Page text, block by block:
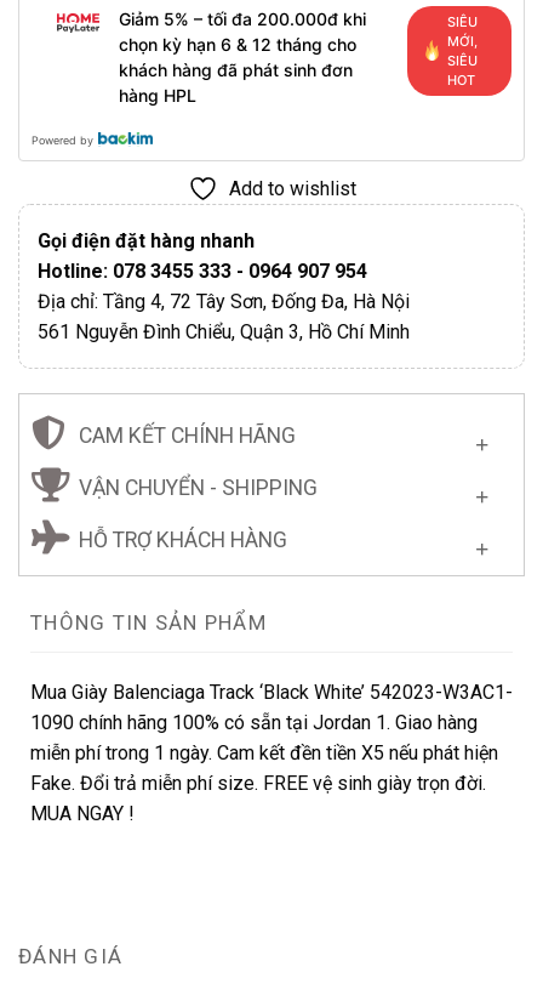
Giảm 5% – tối đa 200.000đ khi
chọn kỳ hạn 6 & 12 tháng cho
khách hàng đã phát sinh đơn
hàng HPL
SIÊU
MỚI,
SIÊU
HOT
Powered by
Add to wishlist
Gọi điện đặt hàng nhanh
Hotline: 078 3455 333 - 0964 907 954
Địa chỉ: Tầng 4, 72 Tây Sơn, Đống Đa, Hà Nội
561 Nguyễn Đình Chiểu, Quận 3, Hồ Chí Minh
CAM KẾT CHÍNH HÃNG
VẬN CHUYỂN - SHIPPING
HỖ TRỢ KHÁCH HÀNG
THÔNG TIN SẢN PHẨM
Mua Giày Balenciaga Track ‘Black White’ 542023-W3AC1-
1090 chính hãng 100% có sẵn tại Jordan 1. Giao hàng
miễn phí trong 1 ngày. Cam kết đền tiền X5 nếu phát hiện
Fake. Đổi trả miễn phí size. FREE vệ sinh giày trọn đời.
MUA NGAY !
ĐÁNH GIÁ